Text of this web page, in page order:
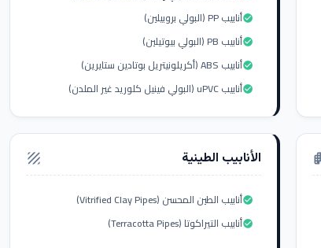
أنابيب PP (البولي بروبيلين)check_circle
أنابيب PB (البولي بيوتيلين)check_circle
أنابيب ABS (أكريلونيتريل بوتادين ستايرين)check_circle
أنابيب uPVC (البولي فينيل كلوريد غير الملدن)check_circle
الأنابيب الطينية texture
أنابيب الطين المحسن (Vitrified Clay Pipes)check_circle
أنابيب التيراكوتا (Terracotta Pipes)check_circle